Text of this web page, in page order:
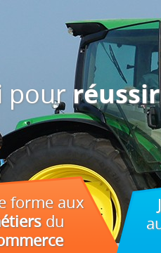
de pertinence et de
pour réussir
forme aux
du